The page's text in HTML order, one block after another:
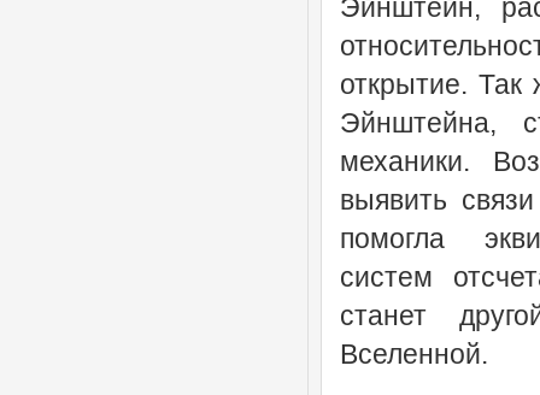
Эйнштейн,
открытие.
Эйнштейна,
механики.
выявить
помогла
систем
станет
Вселенной.